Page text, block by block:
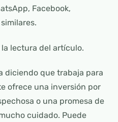
Facebook,
lectura del artículo.
diciendo que trabaja para
ofrece una inversión por
o una promesa de
cuidado. Puede